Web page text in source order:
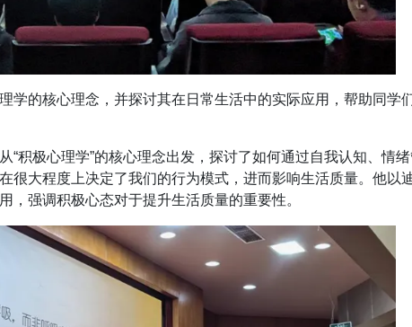
学的核心理念，并探讨其在日常生活中的实际应用，帮助同学
“积极心理学”的核心理念出发，探讨了如何通过自我认知、情
很大程度上决定了我们的行为模式，进而影响生活质量。他以
，强调积极心态对于提升生活质量的重要性。